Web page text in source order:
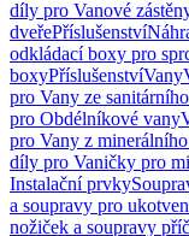
díly pro Vanové
dveřePříslušenství
odkládací boxy pro
boxyPříslušenstvíVany
pro Vany ze
pro Obdélníkové vany
pro Vany z
díly pro Vaničky pro
Instalační prvky
a soupravy pro
nožiček a soupravy